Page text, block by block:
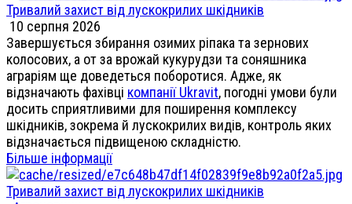
Тривалий захист від лускокрилих шкідників
10 серпня 2026
Завершується збирання озимих ріпака та зернових
колосових, а от за врожай кукурудзи та соняшника
аграріям ще доведеться поборотися. Адже, як
відзначають фахівці компанії Ukravit, погодні умови були
досить сприятливими для поширення комплексу
шкідників, зокрема й лускокрилих видів, контроль яких
відзначається підвищеною складністю.
Більше інформації
Тривалий захист від лускокрилих шкідників